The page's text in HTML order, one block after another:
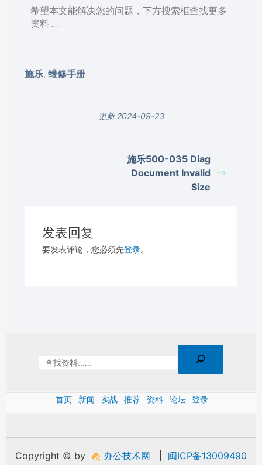
希望本文能解决您的问题，下方搜索框查找更多
资料……
施乐,维修手册
更新 2024-09-23
施乐500-035 Diag
Document Invalid
Size
发表回复
要发表评论，您必须先登录。
首页 新闻 实战 推荐 资料 论坛 登录
Copyright © by 办公技术网
闽ICP备13009490